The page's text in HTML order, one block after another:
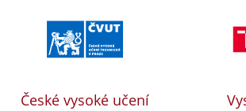
České vysoké učení